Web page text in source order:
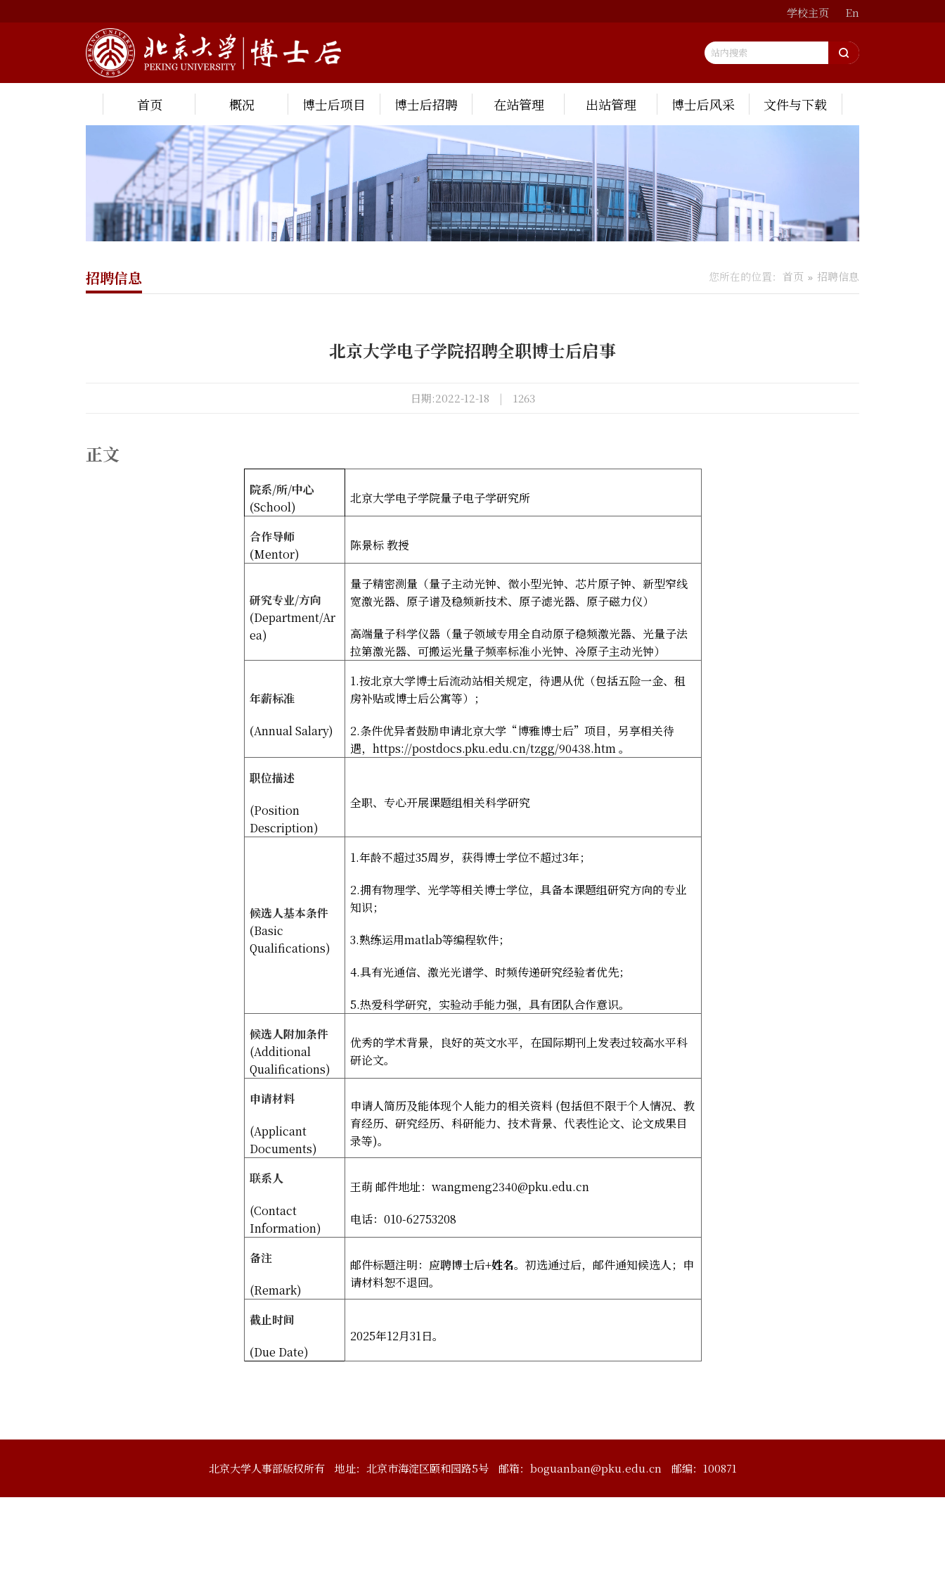
学校主页 En
首页 概况 博士后项目 博士后招聘 在站管理 出站管理 博士后风采 文件与下载
您所在的位置： 首页 招聘信息
招聘信息
北京大学电子学院招聘全职博士后启事
日期:2022-12-18 | 1263
正文
院系/所/中心
(School)
北京大学电子学院量子电子学研究所
合作导师
(Mentor)
陈景标教授
研究专业/方向
(Department/Ar
ea)
量子精密测量（量子主动光钟、微小型光钟、芯片原子钟、新型窄线
宽激光器、原子谱及稳频新技术、原子滤光器、原子磁力仪）
高端量子科学仪器（量子领域专用全自动原子稳频激光器、光量子法
拉第激光器、可搬运光量子频率标准小光钟、冷原子主动光钟）
年薪标准
(Annual Salary)
1.按北京大学博士后流动站相关规定，待遇从优（包括五险一金、租
房补贴或博士后公寓等）；
2.条件优异者鼓励申请北京大学“博雅博士后” 项目，另享相关待
遇， https://postdocs.pku.edu.cn/tzgg/90438.htm。
职位描述
(Position
Description)
全职、专心开展课题组相关科学研究
候选人基本条件
(Basic
Qualifications)
1.年龄不超过35周岁，获得博士学位不超过3年；
2.拥有物理学、光学等相关博士学位，具备本课题组研究方向的专业
知识；
3.熟练运用matlab等编程软件；
4.具有光通信、激光光谱学、时频传递研究经验者优先；
5.热爱科学研究，实验动手能力强，具有团队合作意识。
候选人附加条件
(Additional
Qualifications)
优秀的学术背景，良好的英文水平，在国际期刊上发表过较高水平科
研论文。
申请材料
(Applicant
Documents)
申请人简历及能体现个人能力的相关资料 (包括但不限于个人情况、教
育经历、研究经历、科研能力、技术背景、代表性论文、论文成果目
录等)。
联系人
(Contact
Information)
王萌邮件地址： wangmeng2340@pku.edu.cn
电话： 010-62753208
备注
(Remark)
邮件标题注明： 应聘博士后+姓名。初选通过后，邮件通知候选人；申
请材料恕不退回。
截止时间
(Due Date)
2025年12月31日。
北京大学人事部版权所有 地址：北京市海淀区颐和园路5号 邮箱：boguanban@pku.edu.cn 邮编：100871